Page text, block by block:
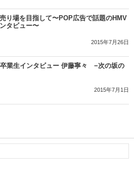
り場を目指して〜POP広告で話題のHMV
タビュー〜
2015年7月26日
業生インタビュー 伊藤寧々 −次の坂の
2015年7月1日